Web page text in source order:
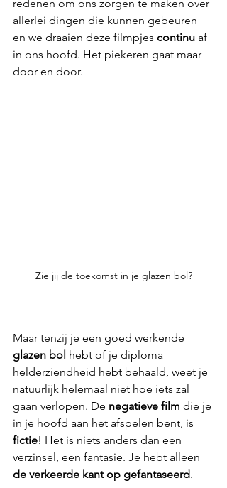
redenen om ons zorgen te maken over
allerlei dingen die kunnen gebeuren
en we draaien deze filmpjes continu af
in ons hoofd. Het piekeren gaat maar
door en door.
Zie jij de toekomst in je glazen bol?
Maar tenzij je een goed werkende
glazen bol hebt of je diploma
helderziendheid hebt behaald, weet je
natuurlijk helemaal niet hoe iets zal
gaan verlopen. De negatieve film die je
in je hoofd aan het afspelen bent, is
fictie! Het is niets anders dan een
verzinsel, een fantasie. Je hebt alleen
de verkeerde kant op gefantaseerd.